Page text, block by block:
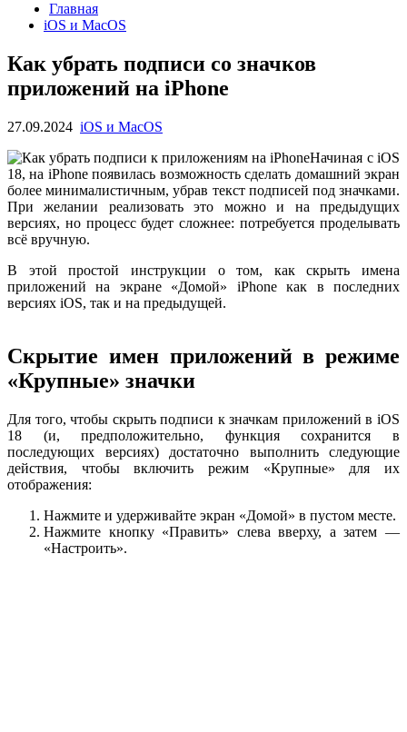
Главная
iOS и MacOS
Как убрать подписи со значков
приложений на iPhone
27.09.2024 iOS и MacOS
Начиная с iOS
18, на iPhone появилась возможность сделать домашний экран
более минималистичным, убрав текст подписей под значками.
При желании реализовать это можно и на предыдущих
версиях, но процесс будет сложнее: потребуется проделывать
всё вручную.
В этой простой инструкции о том, как скрыть имена
приложений на экране «Домой» iPhone как в последних
версиях iOS, так и на предыдущей.
Скрытие имен приложений в режиме
«Крупные» значки
Для того, чтобы скрыть подписи к значкам приложений в iOS
18 (и, предположительно, функция сохранится в
последующих версиях) достаточно выполнить следующие
действия, чтобы включить режим «Крупные» для их
отображения:
Нажмите и удерживайте экран «Домой» в пустом месте.
Нажмите кнопку «Править» слева вверху, а затем —
«Настроить».